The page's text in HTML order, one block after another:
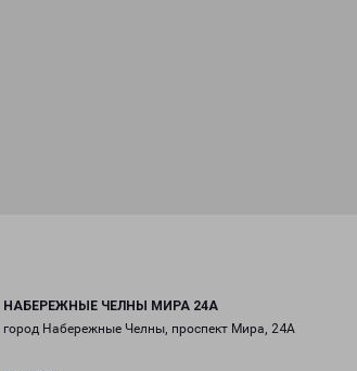
НАБЕРЕЖНЫЕ ЧЕЛНЫ МИРА 24А
город Набережные Челны, проспект Мира, 24А